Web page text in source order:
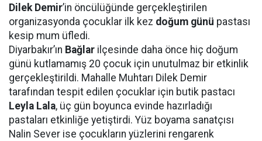
Dilek Demir’in öncülüğünde gerçekleştirilen
organizasyonda çocuklar ilk kez doğum günü pastası
kesip mum üfledi.
Diyarbakır’ın Bağlar ilçesinde daha önce hiç doğum
günü kutlamamış 20 çocuk için unutulmaz bir etkinlik
gerçekleştirildi. Mahalle Muhtarı Dilek Demir
tarafından tespit edilen çocuklar için butik pastacı
Leyla Lala, üç gün boyunca evinde hazırladığı
pastaları etkinliğe yetiştirdi. Yüz boyama sanatçısı
Nalin Sever ise çocukların yüzlerini rengarenk